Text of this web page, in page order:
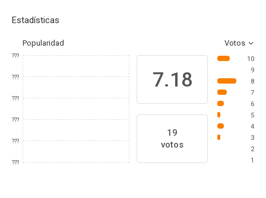
Estadísticas
Popularidad Votos
???
???
???
???
???
???
7.18
19
votos
10
9
8
7
6
5
4
3
2
1